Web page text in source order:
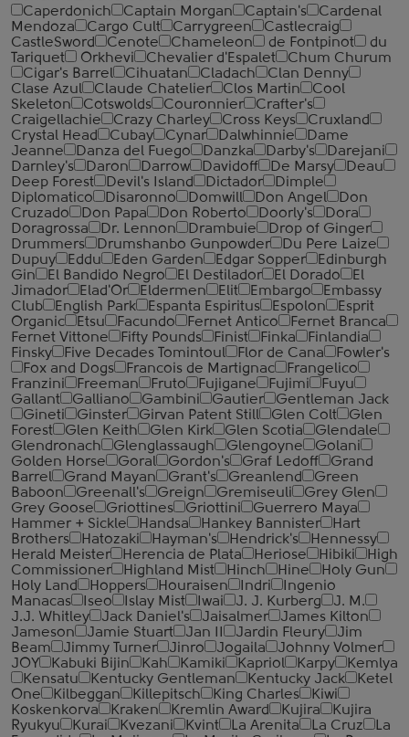
Caperdonich
Captain Morgan Captain's
Cardenal
Mendoza
Cargo Cult Carrygreen
Castlecraig
CastleSword
Cenote Chameleon de Fontpinot
du
Tariquet
Orkhevi Chevalier d'Espalet
Chum Churum
Cigar's Barrel
Cihuatan Cladach
Clan Denny
Clase Azul
Claude Chatelier Clos Martin
Cool
Skeleton
Cotswolds Couronnier
Crafter's
Craigellachie
Crazy Charley Cross Keys
Cruxland
Crystal Head
Cubay Cynar Dalwhinnie
Dame
Jeanne
Danza del Fuego Danzka Darby's
Darejani
Darnley's
Daron Darrow Davidoff De Marsy
Deau
Deep Forest
Devil's Island Dictador
Dimple
Diplomatico
Disaronno Domwill Don Angel
Don
Cruzado
Don Papa Don Roberto Doorly's
Dora
Doragrossa
Dr. Lennon Drambuie
Drop of Ginger
Drummers
Drumshanbo Gunpowder
Du Pere Laize
Dupuy
Eddu Eden Garden Edgar Sopper
Edinburgh
Gin
El Bandido Negro El Destilador El Dorado
El
Jimador
Elad'Or Eldermen Elit Embargo
Embassy
Club
English Park Espanta Espiritus Espolon
Esprit
Organic
Etsu Facundo Fernet Antico
Fernet Branca
Fernet Vittone
Fifty Pounds Finist Finka
Finlandia
Finsky
Five Decades Tomintoul Flor de Cana
Fowler's
Fox and Dogs
Francois de Martignac
Frangelico
Franzini
Freeman Fruto Fujigane Fujimi
Fuyu
Gallant
Galliano Gambini Gautier
Gentleman Jack
Gineti
Ginster Girvan Patent Still Glen Colt
Glen
Forest
Glen Keith Glen Kirk Glen Scotia
Glendale
Glendronach
Glenglassaugh Glengoyne
Golani
Golden Horse
Goral Gordon's Graf Ledoff
Grand
Barrel
Grand Mayan Grant's Greanlend
Green
Baboon
Greenall's Greign Gremiseuli
Grey Glen
Grey Goose
Griottines Griottini
Guerrero Maya
Hammer + Sickle
Handsa Hankey Bannister
Hart
Brothers
Hatozaki Hayman's Hendrick's
Hennessy
Herald Meister
Herencia de Plata Heriose Hibiki
High
Commissioner
Highland Mist Hinch Hine
Holy Gun
Holy Land
Hoppers Houraisen Indri
Ingenio
Manacas
Iseo Islay Mist Iwai J. J. Kurberg
J. M.
J.J. Whitley
Jack Daniel's Jaisalmer
James Kilton
Jameson
Jamie Stuart Jan II Jardin Fleury
Jim
Beam
Jimmy Turner Jinro Jogaila
Johnny Volmer
JOY
Kabuki Bijin Kah Kamiki Kapriol Karpy
Kemlya
Kensatu
Kentucky Gentleman Kentucky Jack
Ketel
One
Kilbeggan Killepitsch King Charles
Kiwi
Koskenkorva
Kraken Kremlin Award Kujira
Kujira
Ryukyu
Kurai Kvezani Kvint La Arenita La Cruz
La